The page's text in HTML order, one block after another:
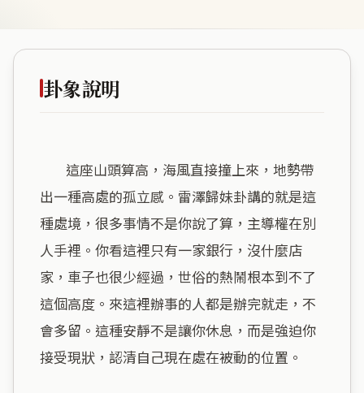
卦象說明
出一種高處的孤立感。雷澤歸妹卦講的就是這
種處境，很多事情不是你說了算，主導權在別
人手裡。你看這裡只有一家銀行，沒什麼店
家，車子也很少經過，世俗的熱鬧根本到不了
這個高度。來這裡辦事的人都是辦完就走，不
會多留。這種安靜不是讓你休息，而是強迫你
接受現狀，認清自己現在處在被動的位置。